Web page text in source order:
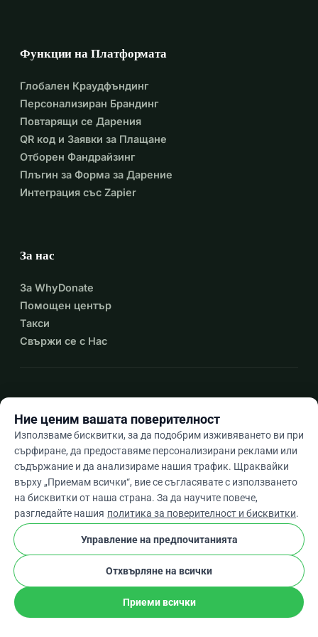
Имаш ли стари крака? Няма проблем, опитай да
паркираш в ъгъла на терена или точно извън него.
Функции на Платформата
Глобален Краудфъндинг
Персонализиран Брандинг
Повтарящи се Дарения
QR код и Заявки за Плащане
Отборен Фандрайзинг
Плъгин за Форма за Дарение
Интеграция със Zapier
За нас
За WhyDonate
Помощен център
Такси
Свържи се с Нас
Bgarrow_drop_down
★★★★★4,9 / 5 въз основа на 500+ отзива
WhyDonate
Общи условия
Настройки На Бисквитките
Създадено в Европа stripe check Проверен Партньор
Ние ценим вашата поверителност
Използваме бисквитки, за да подобрим изживяването ви при
сърфиране, да предоставяме персонализирани реклами или
съдържание и да анализираме нашия трафик. Щраквайки
върху „Приемам всички“, вие се съгласявате с използването
на бисквитки от наша страна. За да научите повече,
разгледайте нашия политика за поверителност и бисквитки.
Управление на предпочитанията
Отхвърляне на всички
Приеми всички